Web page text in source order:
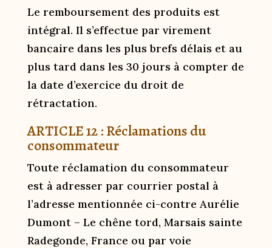
Le remboursement des produits est
intégral. Il s’effectue par virement
bancaire dans les plus brefs délais et au
plus tard dans les 30 jours à compter de
la date d’exercice du droit de
rétractation.
ARTICLE 12 : Réclamations du
consommateur
Toute réclamation du consommateur
est à adresser par courrier postal à
l’adresse mentionnée ci-contre Aurélie
Dumont – Le chêne tord, Marsais sainte
Radegonde, France ou par voie